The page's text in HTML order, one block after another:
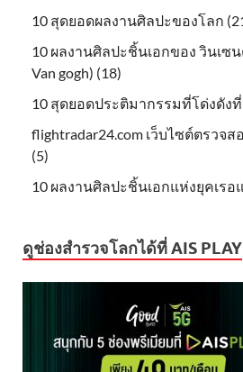
10 สุดยอดผลงานศิลปะของโลก
10 ผลงานศิลปะชิ้นเอกของ วินเซ
Van gogh) (18)
10 สุดยอดประติมากรรมที่โด่งดัง
flightradar24.com เว็บไซต์ตรวจ
(5)
10 ผลงานศิลปะชิ้นเอกแห่งยุคเรอ
ดูช่องสำรวจโลกได้ที่ AIS PLAY